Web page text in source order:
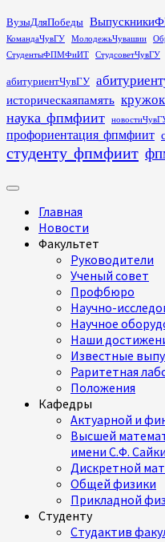
Перейти
к
содержимому
ВузыДляПобеды
КомандаЧувГУ
МолодежьЧувашии
СтудентыФПМФиИТ
СтудсоветЧувГУ
абитуриентЧувГУ
историческаяпамять
наука_фпмфиит
профориентация_фпмфиит
студенту_фпмфиит
Основное
Главная
Новости
Факультет
Руководители
Ученый совет
Профбюро
Научно-
Научное
Наши
Известные
Раритетная
Положения
Кафедры
Актуарной и
Высшей
имени С.Ф.
Дискретной
Общей физики
Прикладной
Студенту
Студактив